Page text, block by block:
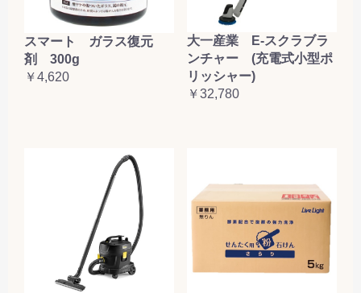
スマート ガラス復元
剤 300g
￥4,620
大一産業 E-スクラブラ
ンチャー (充電式小型ポ
リッシャー)
￥32,780